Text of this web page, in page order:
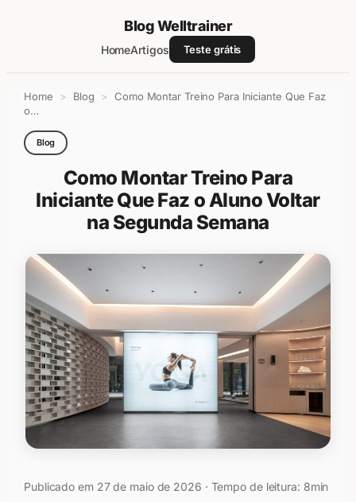
Blog Welltrainer
HomeArtigos Teste grátis
para
conteúdo
Home > Blog > Como Montar Treino Para Iniciante Que Faz
o…
Blog
Como Montar Treino Para
Iniciante Que Faz o Aluno Voltar
na Segunda Semana
Publicado em 27 de maio de 2026 · Tempo de leitura: 8min